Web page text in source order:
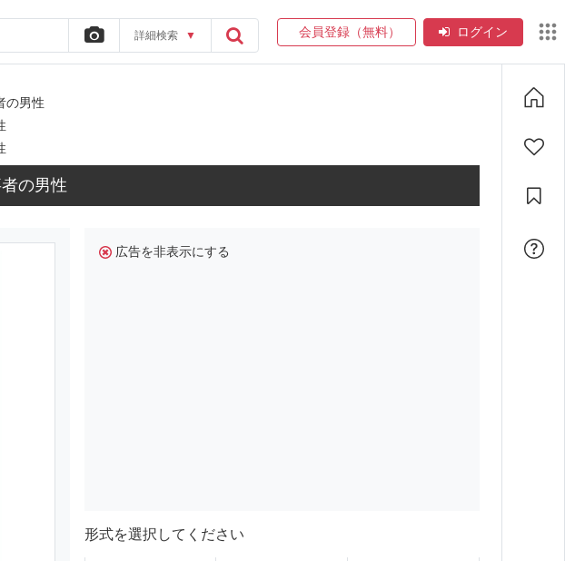
詳細検索 ▼ 会員登録（無料） ログイン
の男性
の男性
広告を非表示にする
形式を選択してください